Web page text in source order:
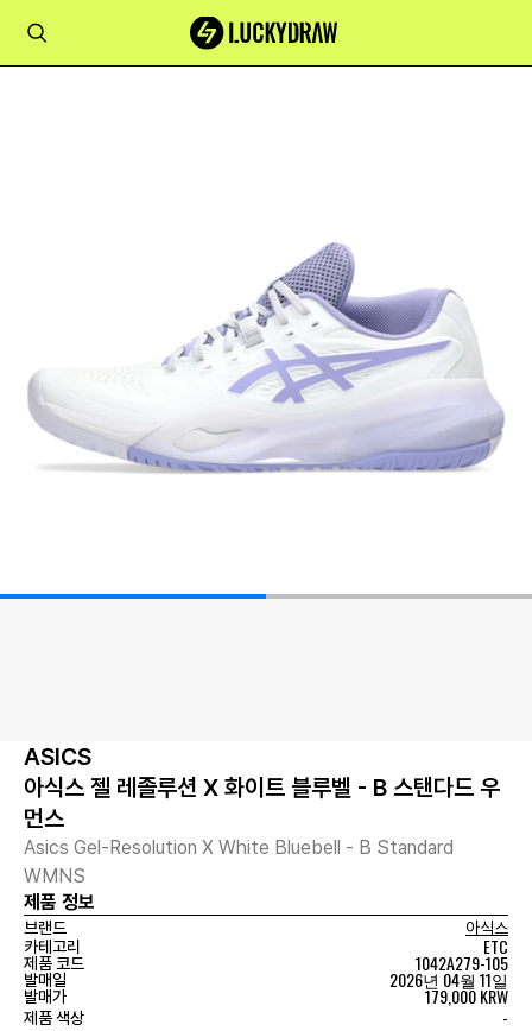
ASICS
아식스 젤 레졸루션 X 화이트 블루벨 - B 스탠다드 우
먼스
Asics Gel-Resolution X White Bluebell - B Standard
WMNS
제품 정보
브랜드
아식스
카테고리
ETC
제품 코드 1042A279-105
발매일 2026년 04월 11일
발매가 179,000 KRW
제품 색상 -